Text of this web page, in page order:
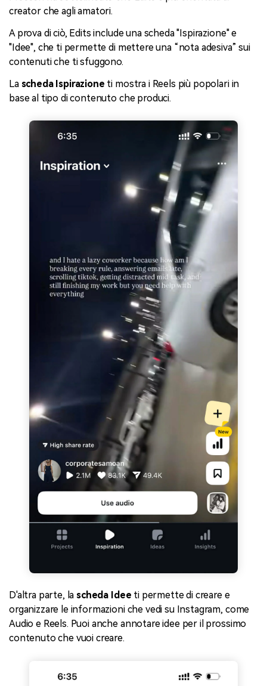
creator che agli amatori.
A prova di ciò, Edits include una scheda "Ispirazione" e
"Idee", che ti permette di mettere una “nota adesiva” sui
contenuti che ti sfuggono.
La scheda Ispirazione ti mostra i Reels più popolari in
base al tipo di contenuto che produci.
D'altra parte, lascheda Idee ti permette di creare e
organizzare le informazioni che vedi su Instagram, come
Audio e Reels. Puoi anche annotare idee per il prossimo
contenuto che vuoi creare.